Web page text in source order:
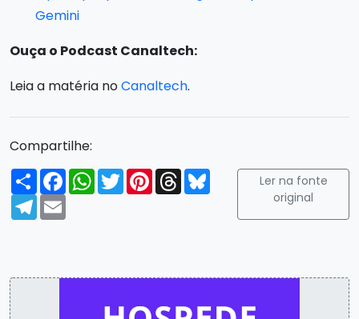
Gemini
Ouça o Podcast Canaltech:
Leia a matéria noCanaltech.
Compartilhe:
Compartilhar
FacebookWhatsApp
TwitterPinterest
ThreadsBluesky
Telegram
Email
Ler na fonte
original